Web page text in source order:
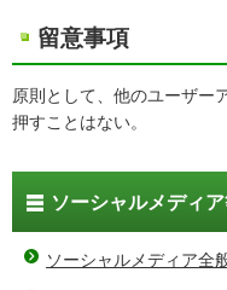
留意事項
原則として、他のユーザー
押すことはない。
ソーシャルメディ
ソーシャルメディア全